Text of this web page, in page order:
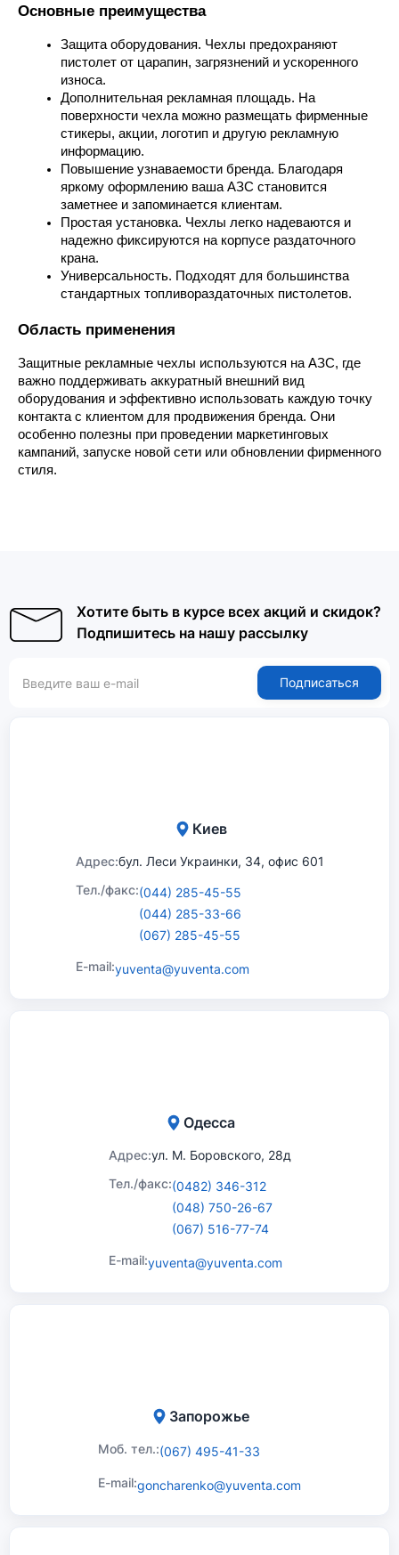
Основные преимущества
Защита оборудования. Чехлы предохраняют
пистолет от царапин, загрязнений и ускоренного
износа.
Дополнительная рекламная площадь. На
поверхности чехла можно размещать фирменные
стикеры, акции, логотип и другую рекламную
информацию.
Повышение узнаваемости бренда. Благодаря
яркому оформлению ваша АЗС становится
заметнее и запоминается клиентам.
Простая установка. Чехлы легко надеваются и
надежно фиксируются на корпусе раздаточного
крана.
Универсальность. Подходят для большинства
стандартных топливораздаточных пистолетов.
Область применения
Защитные рекламные чехлы используются на АЗС, где
важно поддерживать аккуратный внешний вид
оборудования и эффективно использовать каждую точку
контакта с клиентом для продвижения бренда. Они
особенно полезны при проведении маркетинговых
кампаний, запуске новой сети или обновлении фирменного
стиля.
Хотите быть в курсе всех акций и скидок?
Подпишитесь на нашу рассылку
Подписаться
Киев
Адрес:бул. Леси Украинки, 34, офис 601
Тел./факс:(044) 285-45-55
(044) 285-33-66
(067) 285-45-55
E-mail:yuventa@yuventa.com
Одесса
Адрес:ул. М. Боровского, 28д
Тел./факс:(0482) 346-312
(048) 750-26-67
(067) 516-77-74
E-mail:yuventa@yuventa.com
Запорожье
Моб. тел.:(067) 495-41-33
E-mail:goncharenko@yuventa.com